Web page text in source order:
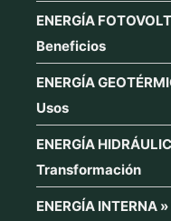
ENERGÍA
Beneficios
ENERGÍA
Usos
ENERGÍA
Transformación
ENERGÍA INTERNA